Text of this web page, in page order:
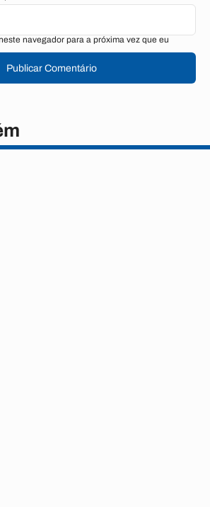
navegador para a próxima vez que eu
Publicar Comentário